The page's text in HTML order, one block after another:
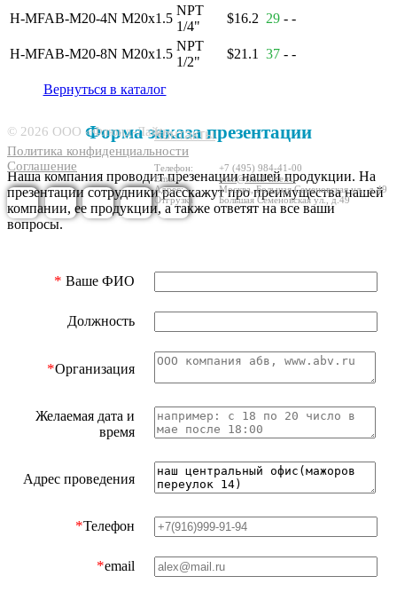
H-MFAB-M20-4N M20x1.5
NPT
1/4"
$16.2 29 - -
H-MFAB-M20-8N M20x1.5
NPT
1/2"
$21.1 37 - -
Вернуться в каталог
© 2026 ООО «Флюид-Лайн»
Политика конфиденциальности
Соглашение
Контакты
Телефон:
Email:
Адрес:
Отгрузка
+7 (495) 984-41-00
mail@fluid-line.ru
Москва,БольшаяCеменовская ул., д.49
БольшаяCеменовская ул., д.49
Форма заказа презентации
Наша компания проводит презенации нашей продукции. На
презентации сотрудники расскажут про преимущества нашей
компании, ее продукции, а также ответят на все ваши
вопросы.
* Ваше ФИО
Должность
*Организация
Желаемая дата и
время
Адрес проведения
*Телефон
*email